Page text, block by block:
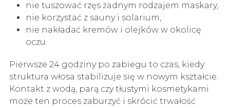
nie tuszować rzęs żadnym rodzajem maskary,
nie korzystać z sauny i solarium,
nie nakładać kremów i olejków w okolicę
oczu.
Pierwsze 24 godziny po zabiegu to czas, kiedy
struktura włosa stabilizuje się w nowym kształcie.
Kontakt z wodą, parą czy tłustymi kosmetykami
może ten proces zaburzyć i skrócić trwałość